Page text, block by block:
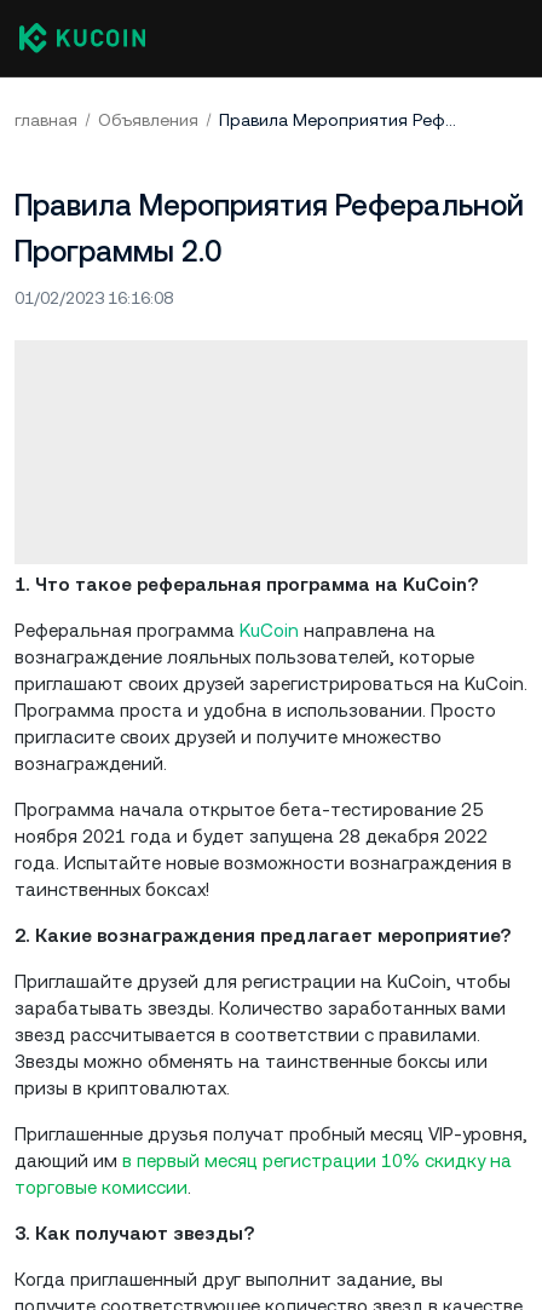
главная Объявления Правила Мероприятия Реферальной Программы 2.0
Правила Мероприятия Реферальной
Программы 2.0
01/02/2023 16:16:08
1. Что такое реферальная программа на KuCoin?
Реферальная программа KuCoin направлена на
вознаграждение лояльных пользователей, которые
приглашают своих друзей зарегистрироваться на KuCoin.
Программа проста и удобна в использовании. Просто
пригласите своих друзей и получите множество
вознаграждений.
Программа начала открытое бета-тестирование 25
ноября 2021 года и будет запущена 28 декабря 2022
года. Испытайте новые возможности вознаграждения в
таинственных боксах!
2. Какие вознаграждения предлагает мероприятие?
Приглашайте друзей для регистрации на KuCoin, чтобы
зарабатывать звезды. Количество заработанных вами
звезд рассчитывается в соответствии с правилами.
Звезды можно обменять на таинственные боксы или
призы в криптовалютах.
Приглашенные друзья получат пробный месяц VIP-уровня,
дающий им в первый месяц регистрации 10% скидку на
торговые комиссии
3. Как получают звезды?
Когда приглашенный друг выполнит задание, вы
получите соответствующее количество звезд в качестве